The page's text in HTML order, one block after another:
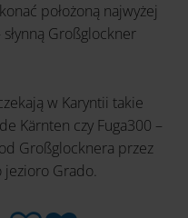
położoną najwyżej
Großglockner
w Karyntii takie
Kärnten czy Fuga300 –
Großglocknera przez
jezioro Grado.